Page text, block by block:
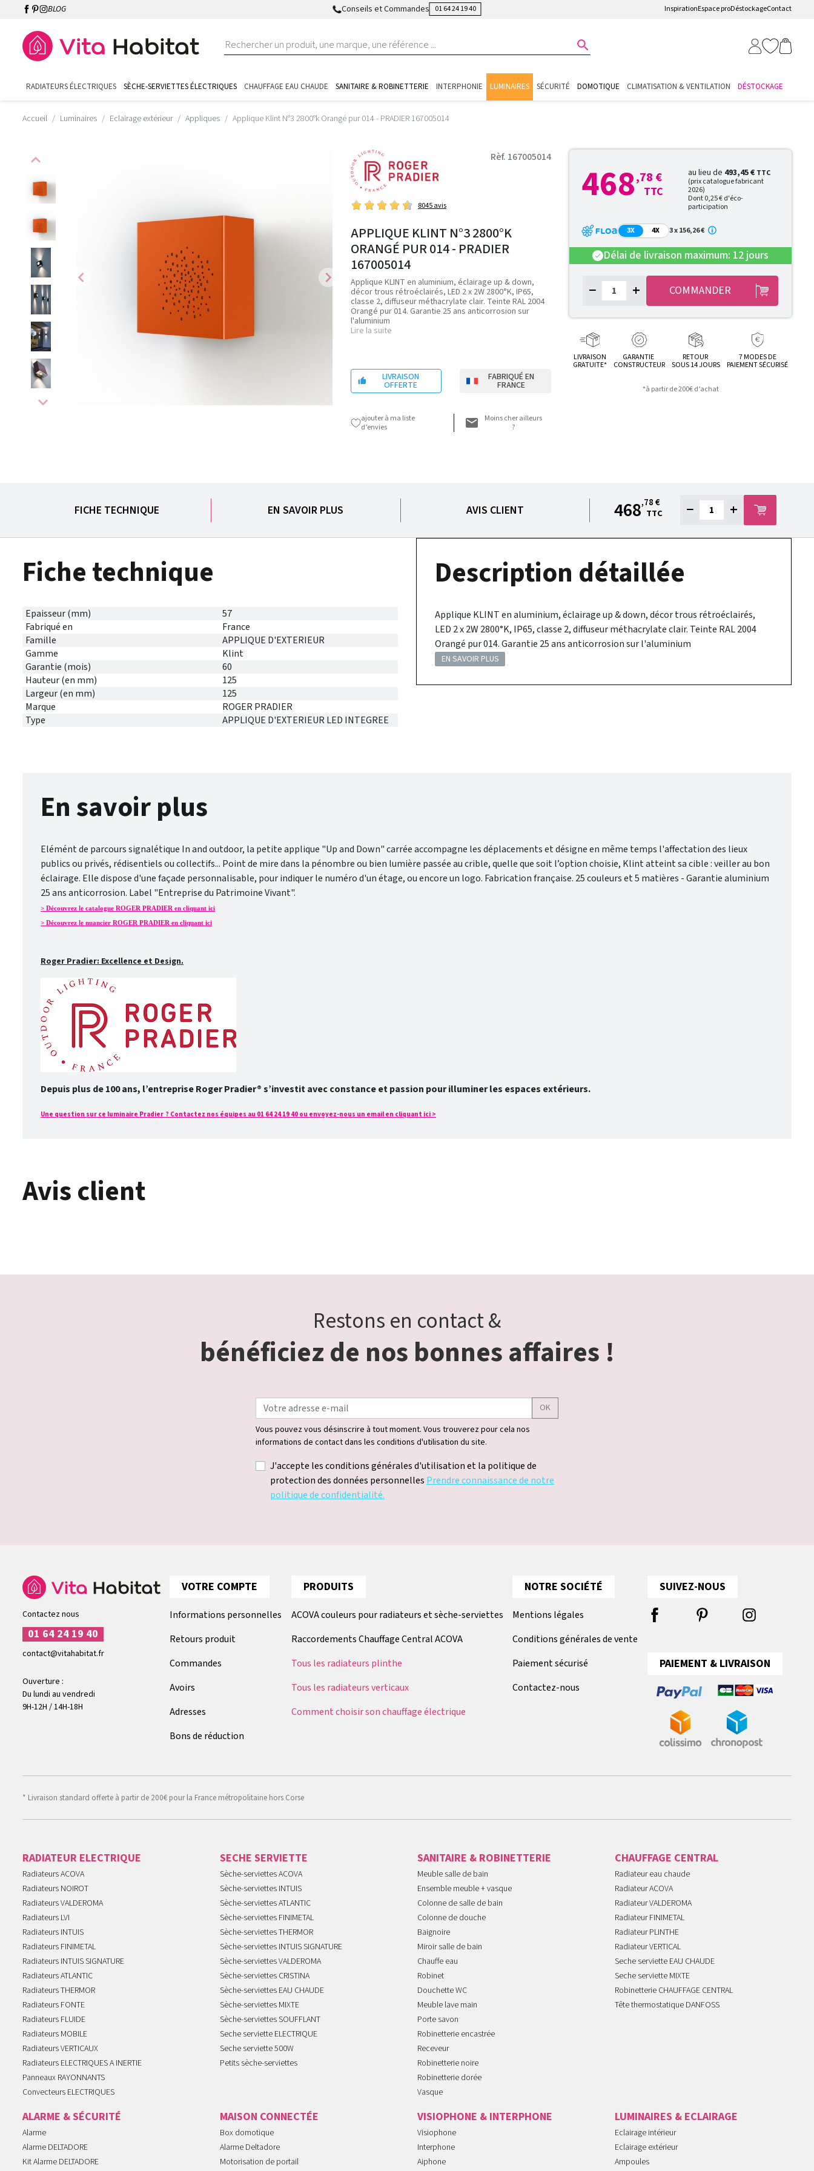
BLOG Conseils et Commandes 01 64 24 19 40 InspirationEspace proDéstockageContact

RADIATEURS ÉLECTRIQUES SÈCHE-SERVIETTES ÉLECTRIQUES CHAUFFAGE EAU CHAUDE SANITAIRE & ROBINETTERIE INTERPHONIE LUMINAIRES SÉCURITÉ DOMOTIQUE CLIMATISATION & VENTILATION DÉSTOCKAGE
Accueil Luminaires Eclairage extérieur Appliques Applique Klint N°3 2800°k Orangé pur 014 - PRADIER 167005014
expand_less
expand_more
chevron_left chevron_right
Rèf. 167005014
8045 avis
APPLIQUE KLINT N°3 2800°K
ORANGÉ PUR 014 - PRADIER
167005014
Applique KLINT en aluminium, éclairage up & down,
décor trous rétroéclairés, LED 2 x 2W 2800°K, IP65,
classe 2, diffuseur méthacrylate clair. Teinte RAL 2004
Orangé pur 014. Garantie 25 ans anticorrosion sur
l'aluminium
Lire la suite
 LIVRAISON
OFFERTE
FABRIQUÉ EN
FRANCE
ajouter à ma liste
d’envies
Moins cher ailleurs
?
468,78 €
TTC
au lieu de 493,45 € TTC
(prix catalogue fabricant
2026)
Dont 0,25 € d'éco-
participation
3X 4X 3 x 156,26 €
check Délai de livraison maximum: 12 jours
− + COMMANDER
LIVRAISON
GRATUITE*
GARANTIE
CONSTRUCTEUR
RETOUR
SOUS 14 JOURS
7 MODES DE
PAIEMENT SÉCURISÉ
*à partir de 200€ d’achat
FICHE TECHNIQUE EN SAVOIR PLUS AVIS CLIENT 468,78 €
TTC
− +
Fiche technique
Epaisseur (mm)
57
Fabriqué en
France
Famille
APPLIQUE D'EXTERIEUR
Gamme
Klint
Garantie (mois)
60
Hauteur (en mm)
125
Largeur (en mm)
125
Marque
ROGER PRADIER
Type
APPLIQUE D'EXTERIEUR LED INTEGREE
Description détaillée
Applique KLINT en aluminium, éclairage up & down, décor trous rétroéclairés,
LED 2 x 2W 2800°K, IP65, classe 2, diffuseur méthacrylate clair. Teinte RAL 2004
Orangé pur 014. Garantie 25 ans anticorrosion sur l'aluminium
EN SAVOIR PLUS
En savoir plus
Elémént de parcours signalétique In and outdoor, la petite applique "Up and Down" carrée accompagne les déplacements et désigne en même temps l'affectation des lieux
publics ou privés, rédisentiels ou collectifs... Point de mire dans la pénombre ou bien lumière passée au crible, quelle que soit l’option choisie, Klint atteint sa cible : veiller au bon
éclairage. Elle dispose d'une façade personnalisable, pour indiquer le numéro d'un étage, ou encore un logo. Fabrication française. 25 couleurs et 5 matières - Garantie aluminium
25 ans anticorrosion. Label "Entreprise du Patrimoine Vivant".
> Découvrez le catalogue ROGER PRADIER en cliquant ici
> Découvrez le nuancier ROGER PRADIER en cliquant ici
Roger Pradier: Excellence et Design.
Depuis plus de 100 ans, l’entreprise Roger Pradier® s’investit avec constance et passion pour illuminer les espaces extérieurs.
Une question sur ce luminaire Pradier ? Contactez nos équipes au 01 64 24 19 40 ou envoyez-nous un email en cliquant ici >
Avis client
Restons en contact &
bénéficiez de nos bonnes affaires !
OK
Vous pouvez vous désinscrire à tout moment. Vous trouverez pour cela nos
informations de contact dans les conditions d'utilisation du site.
J'accepte les conditions générales d'utilisation et la politique de
protection des données personnelles Prendre connaissance de notre
politique de confidentialité.
Contactez nous
01 64 24 19 40
contact@vitahabitat.fr
Ouverture :
Du lundi au vendredi
9H-12H / 14H-18H
VOTRE COMPTE
Informations personnelles
Retours produit
Commandes
Avoirs
Adresses
Bons de réduction
PRODUITS
ACOVA couleurs pour radiateurs et sèche-serviettes
Raccordements Chauffage Central ACOVA
Tous les radiateurs plinthe
Tous les radiateurs verticaux
Comment choisir son chauffage électrique
NOTRE SOCIÉTÉ
Mentions légales
Conditions générales de vente
Paiement sécurisé
Contactez-nous
SUIVEZ-NOUS
PAIEMENT & LIVRAISON
* Livraison standard offerte à partir de 200€ pour la France métropolitaine hors Corse
RADIATEUR ELECTRIQUE
Radiateurs ACOVA
Radiateurs NOIROT
Radiateurs VALDEROMA
Radiateurs LVI
Radiateurs INTUIS
Radiateurs FINIMETAL
Radiateurs INTUIS SIGNATURE
Radiateurs ATLANTIC
Radiateurs THERMOR
Radiateurs FONTE
Radiateurs FLUIDE
Radiateurs MOBILE
Radiateurs VERTICAUX
Radiateurs ELECTRIQUES A INERTIE
Panneaux RAYONNANTS
Convecteurs ELECTRIQUES
SECHE SERVIETTE
Sèche-serviettes ACOVA
Sèche-serviettes INTUIS
Sèche-serviettes ATLANTIC
Sèche-serviettes FINIMETAL
Sèche-serviettes THERMOR
Sèche-serviettes INTUIS SIGNATURE
Sèche-serviettes VALDEROMA
Sèche-serviettes CRISTINA
Sèche-serviettes EAU CHAUDE
Sèche-serviettes MIXTE
Sèche-serviettes SOUFFLANT
Seche serviette ELECTRIQUE
Seche serviette 500W
Petits sèche-serviettes
SANITAIRE & ROBINETTERIE
Meuble salle de bain
Ensemble meuble + vasque
Colonne de salle de bain
Colonne de douche
Baignoire
Miroir salle de bain
Chauffe eau
Robinet
Douchette WC
Meuble lave main
Porte savon
Robinetterie encastrée
Receveur
Robinetterie noire
Robinetterie dorée
Vasque
CHAUFFAGE CENTRAL
Radiateur eau chaude
Radiateur ACOVA
Radiateur VALDEROMA
Radiateur FINIMETAL
Radiateur PLINTHE
Radiateur VERTICAL
Seche serviette EAU CHAUDE
Seche serviette MIXTE
Robinetterie CHAUFFAGE CENTRAL
Tête thermostatique DANFOSS
ALARME & SÉCURITÉ
Alarme
Alarme DELTADORE
Kit Alarme DELTADORE
MAISON CONNECTÉE
Box domotique
Alarme Deltadore
Motorisation de portail
VISIOPHONE & INTERPHONE
Visiophone
Interphone
Aiphone
LUMINAIRES & ECLAIRAGE
Eclairage intérieur
Eclairage extérieur
Ampoules